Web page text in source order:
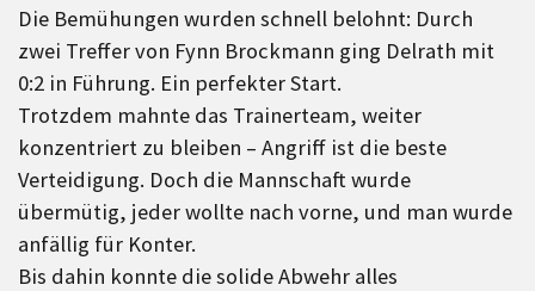
Die Bemühungen wurden schnell belohnt: Durch
zwei Treffer von Fynn Brockmann ging Delrath mit
0:2 in Führung. Ein perfekter Start.
Trotzdem mahnte das Trainerteam, weiter
konzentriert zu bleiben – Angriff ist die beste
Verteidigung. Doch die Mannschaft wurde
übermütig, jeder wollte nach vorne, und man wurde
anfällig für Konter.
Bis dahin konnte die solide Abwehr alles